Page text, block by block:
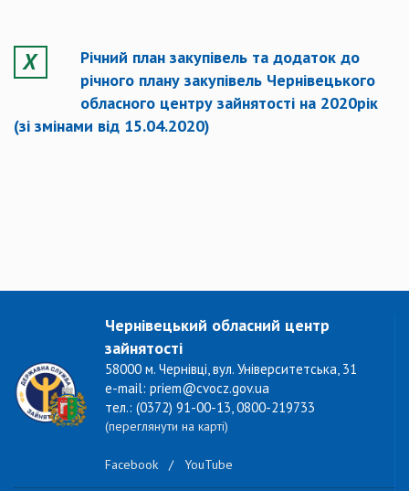
Річний план закупівель та додаток до
річного плану закупівель Чернівецького
обласного центру зайнятості на 2020рік
(зі змінами від 15.04.2020)
Чернівецький обласний центр
зайнятості
58000 м. Чернівці, вул. Університетська, 31
e-mail: priem@cvocz.gov.ua
тел.: (0372) 91-00-13, 0800-219733
(переглянути на карті)
Facebook / YouTube